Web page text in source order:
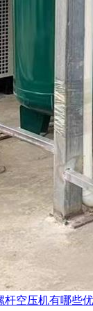
杆空压机有哪些